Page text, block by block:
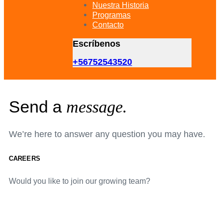
Nuestra Historia
Programas
Contacto
Escríbenos
+56752543520
Send a message.
We’re here to answer any question you may have.
CAREERS
Would you like to join our growing team?